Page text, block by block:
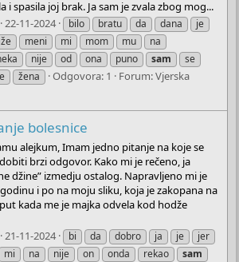
i spasila joj brak. Ja sam je zvala zbog mog...
22-11-2024 bilo bratu da dana
je
meni mi mom mu
na
nije od ona puno sam
se
žena Odgovora: 1 Forum:Vjerska
bolesnice
alejkum, Imam jedno pitanje na koje se
brzi odgovor. Kako mi je rečeno, ja
džine” izmedju ostalog. Napravljeno mi je
i po na moju sliku, koja je zakopana na
kada me je majka odvela kod hodže
21-11-2024 bi da dobro ja je
jer
mi na nije on onda rekao
sam